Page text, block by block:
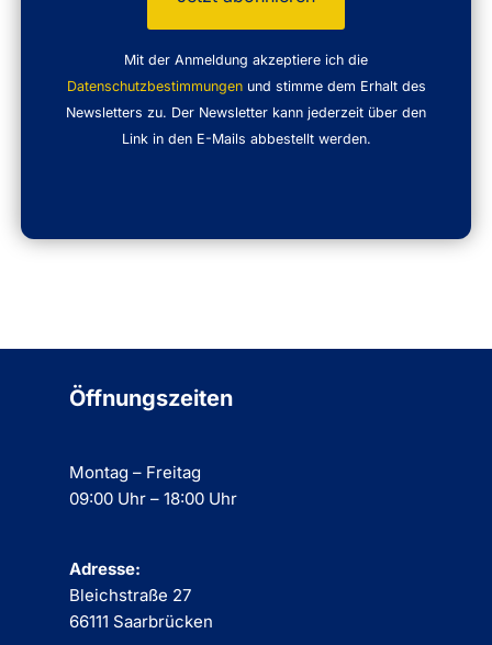
Mit der Anmeldung akzeptiere ich die
Datenschutzbestimmungenund stimme dem Erhalt des
Newsletters zu. Der Newsletter kann jederzeit über den
Link in den E-Mails abbestellt werden.
Öffnungszeiten
Montag – Freitag
09:00 Uhr – 18:00 Uhr
Adresse:
Bleichstraße 27
66111 Saarbrücken